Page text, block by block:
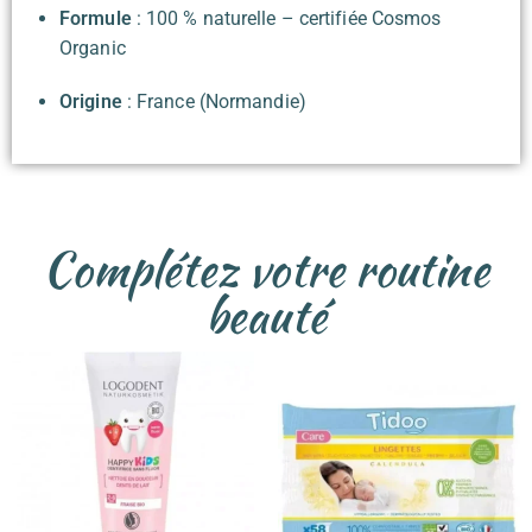
Formule: 100 % naturelle – certifiée Cosmos
Organic
Origine: France (Normandie)
Complétez votre routine
beauté